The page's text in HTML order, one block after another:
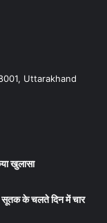
Uttarakhand
खुलासा
सूतक के चलते दिन में चार